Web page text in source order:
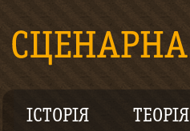
ІСТОРІЯ ТЕОРІЯ